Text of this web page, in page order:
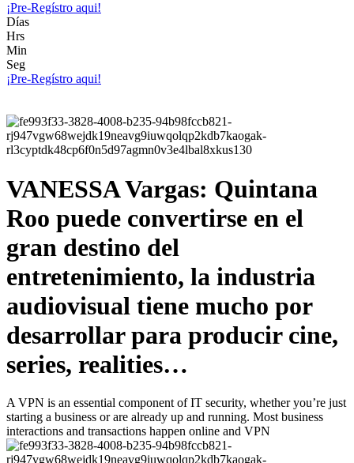
¡Pre-Regístro aqui!
Días
Hrs
Min
Seg
¡Pre-Regístro aqui!
VANESSA Vargas: Quintana
Roo puede convertirse en el
gran destino del
entretenimiento, la industria
audiovisual tiene mucho por
desarrollar para producir cine,
series, realities…
A VPN is an essential component of IT security, whether you’re just
starting a business or are already up and running. Most business
interactions and transactions happen online and VPN